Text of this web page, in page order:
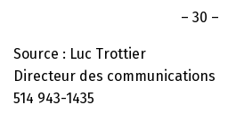
– 30 –
Source : Luc Trottier
Directeur des communications
514 943-1435